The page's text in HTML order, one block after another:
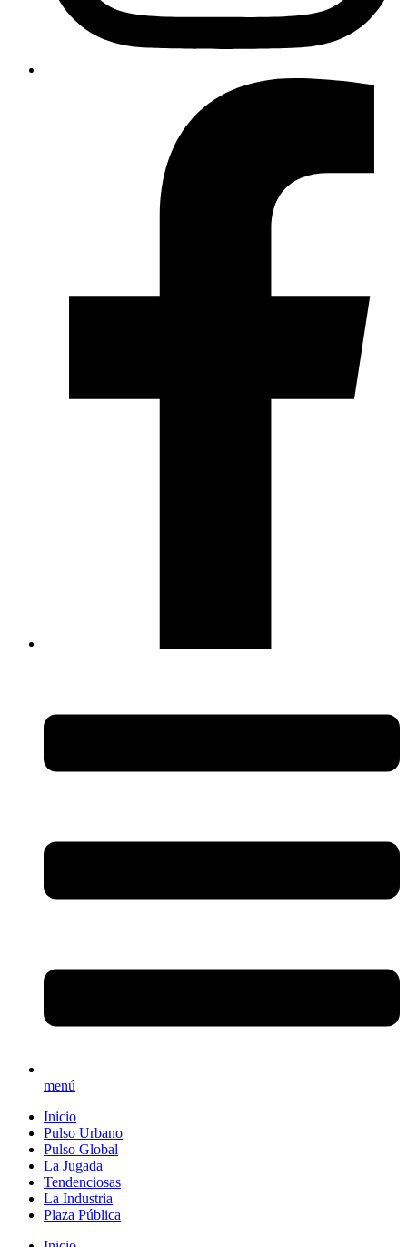
menú
Inicio
Pulso Urbano
Pulso Global
La Jugada
Tendenciosas
La Industria
Plaza Pública